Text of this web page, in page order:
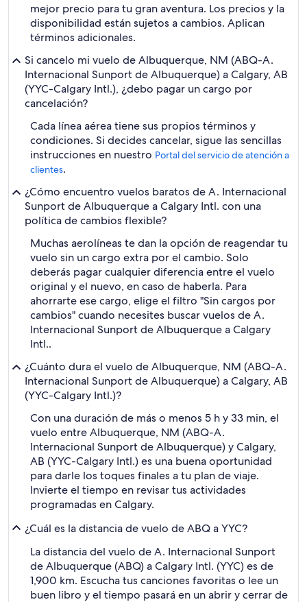
mejor precio para tu gran aventura. Los precios y la
disponibilidad están sujetos a cambios. Aplican
términos adicionales.
Si cancelo mi vuelo de Albuquerque, NM (ABQ-A.
Internacional Sunport de Albuquerque) a Calgary, AB
(YYC-Calgary Intl.), ¿debo pagar un cargo por
cancelación?
Cada línea aérea tiene sus propios términos y
condiciones. Si decides cancelar, sigue las sencillas
instrucciones en nuestro Portal del servicio de atención a
clientes.
¿Cómo encuentro vuelos baratos de A. Internacional
Sunport de Albuquerque a Calgary Intl. con una
política de cambios flexible?
Muchas aerolíneas te dan la opción de reagendar tu
vuelo sin un cargo extra por el cambio. Solo
deberás pagar cualquier diferencia entre el vuelo
original y el nuevo, en caso de haberla. Para
ahorrarte ese cargo, elige el filtro "Sin cargos por
cambios" cuando necesites buscar vuelos de A.
Internacional Sunport de Albuquerque a Calgary
Intl..
¿Cuánto dura el vuelo de Albuquerque, NM (ABQ-A.
Internacional Sunport de Albuquerque) a Calgary, AB
(YYC-Calgary Intl.)?
Con una duración de más o menos 5 h y 33 min, el
vuelo entre Albuquerque, NM (ABQ-A.
Internacional Sunport de Albuquerque) y Calgary,
AB (YYC-Calgary Intl.) es una buena oportunidad
para darle los toques finales a tu plan de viaje.
Invierte el tiempo en revisar tus actividades
programadas en Calgary.
¿Cuál es la distancia de vuelo de ABQ a YYC?
La distancia del vuelo de A. Internacional Sunport
de Albuquerque (ABQ) a Calgary Intl. (YYC) es de
1,900 km. Escucha tus canciones favoritas o lee un
buen libro y el tiempo pasará en un abrir y cerrar de